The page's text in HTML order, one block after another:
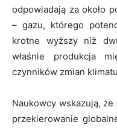
odpowiadają za około
– gazu, którego
krotne wyższy niż
właśnie produkcja
czynników zmian
Naukowcy wskazują,
przekierowanie